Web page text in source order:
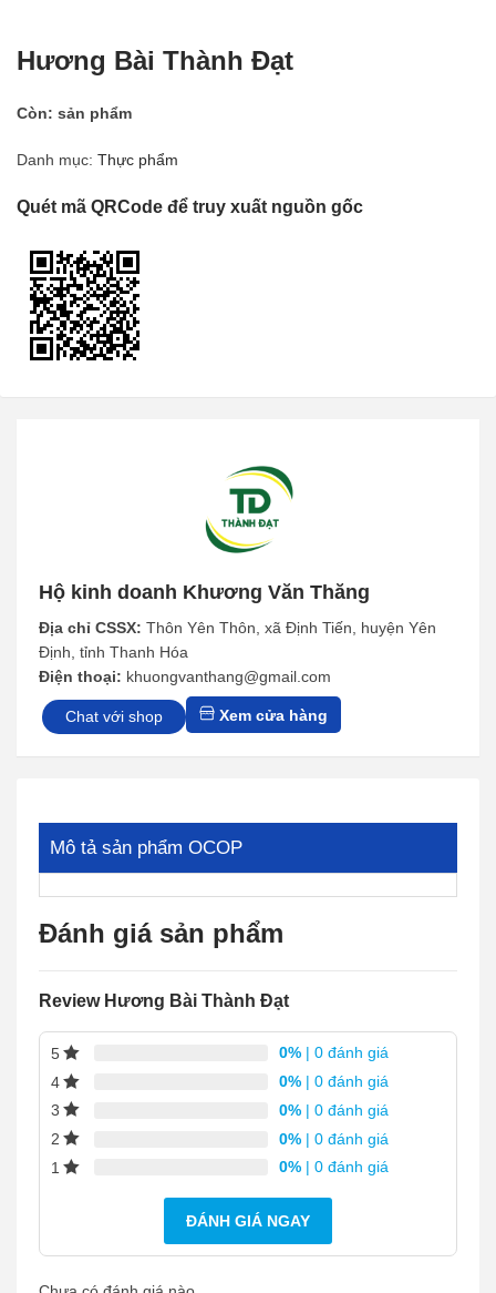
Hương Bài Thành Đạt
Còn: sản phẩm
Danh mục: Thực phẩm
Quét mã QRCode để truy xuất nguồn gốc
Hộ kinh doanh Khương Văn Thăng
Địa chỉ CSSX: Thôn Yên Thôn, xã Định Tiến, huyện Yên
Định, tỉnh Thanh Hóa
Điện thoại: khuongvanthang@gmail.com
Chat với shop Xem cửa hàng
Mô tả sản phẩm OCOP
Đánh giá sản phẩm
Review Hương Bài Thành Đạt
5 0% | 0 đánh giá
4
0% | 0 đánh giá
3
0% | 0 đánh giá
2
0% | 0 đánh giá
1
0% | 0 đánh giá
ĐÁNH GIÁ NGAY